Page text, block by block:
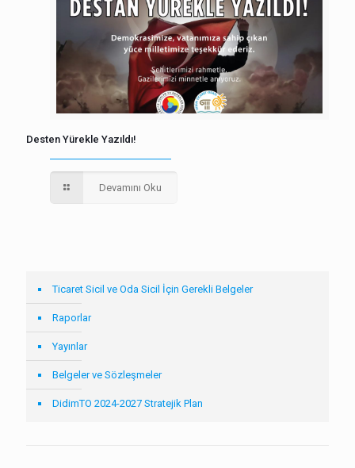
Desten Yürekle Yazıldı!
Devamını Oku
Ticaret Sicil ve Oda Sicil İçin Gerekli Belgeler
Raporlar
Yayınlar
Belgeler ve Sözleşmeler
DidimTO 2024-2027 Stratejik Plan